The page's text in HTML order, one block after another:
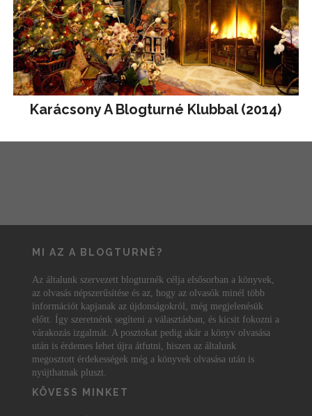
Karácsony A Blogturné Klubbal (2014)
MI AZ A BLOGTURNÉ?
Az általunk szervezett blogturnék célja elsősorban a könyvek,
az olvasás népszerűsítése és az, hogy az olvasók minél több
információt kapjanak az újdonságokról, még megjelenésük
előtt. Így szeretnénk segíteni a választásban, és kicsit fokozni a
várakozás izgalmát. A posztokat pedig akár a könyv olvasása
után is érdemes lehet újra átfutni, hiszen az általunk
megosztott érdekességek még a könyvek olvasása után is
nyújthatnak pluszt.
KÖVESS MINKET